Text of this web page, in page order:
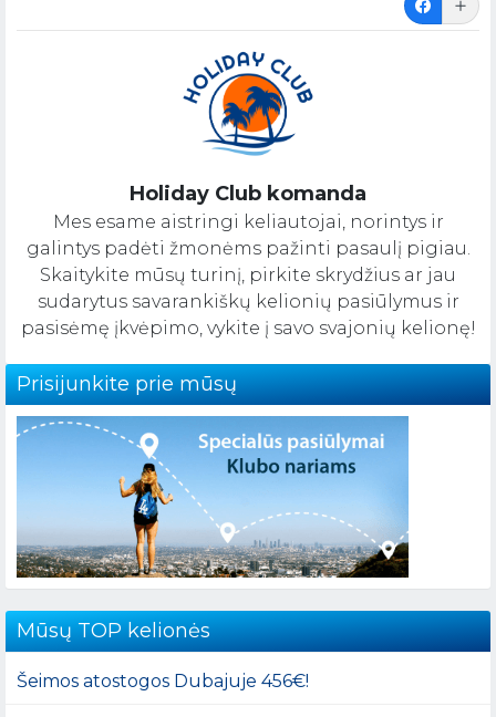
Holiday Club komanda
Mes esame aistringi keliautojai, norintys ir
galintys padėti žmonėms pažinti pasaulį pigiau.
Skaitykite mūsų turinį, pirkite skrydžius ar jau
sudarytus savarankiškų kelionių pasiūlymus ir
pasisėmę įkvėpimo, vykite į savo svajonių kelionę!
Prisijunkite prie mūsų
Mūsų TOP kelionės
Šeimos atostogos Dubajuje 456€!